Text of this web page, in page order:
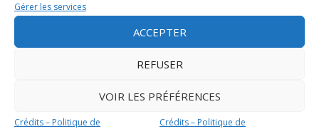
Gérer les services
ACCEPTER
REFUSER
VOIR LES PRÉFÉRENCES
Crédits – Politique de
Crédits – Politique de
Aucun évènement